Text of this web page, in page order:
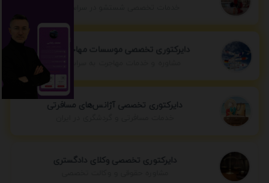
دایرکتوری تخصصی موسسات مهاجرتی ایران
مشاوره و خدمات مهاجرت به سراسر جهان
دایرکتوری تخصصی آژانس‌های مسافرتی
دایرکتوری تخصصی وکلای دادگستری